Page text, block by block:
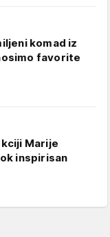
komad iz
favorite
Marije
inspirisan